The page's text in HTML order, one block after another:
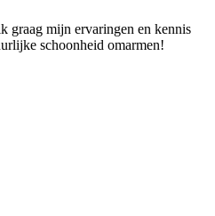
graag mijn ervaringen en kennis
schoonheid omarmen!